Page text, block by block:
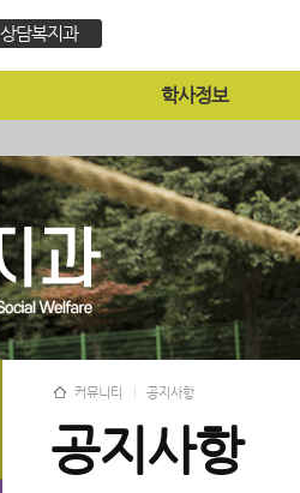
상담복지과
학사정보
커뮤니티 공지사항
공지사항